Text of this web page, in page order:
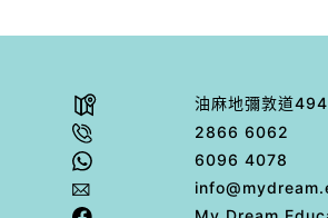
油⿇地彌敦道
2866 6062
6096 4078